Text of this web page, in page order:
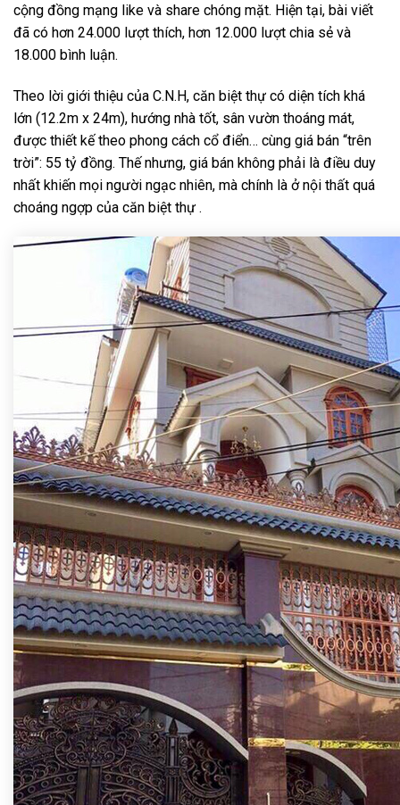
cộng đồng mạng like và share chóng mặt. Hiện tại, bài viết
đã có hơn 24.000 lượt thích, hơn 12.000 lượt chia sẻ và
18.000 bình luận.
Theo lời giới thiệu của C.N.H, căn biệt thự có diện tích khá
lớn (12.2m x 24m), hướng nhà tốt, sân vườn thoáng mát,
được thiết kế theo phong cách cổ điển… cùng giá bán “trên
trời”: 55 tỷ đồng. Thế nhưng, giá bán không phải là điều duy
nhất khiến mọi người ngạc nhiên, mà chính là ở nội thất quá
choáng ngợp của căn biệt thự .